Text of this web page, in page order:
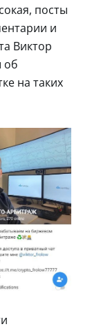
посты
и
Виктор
об
на таких